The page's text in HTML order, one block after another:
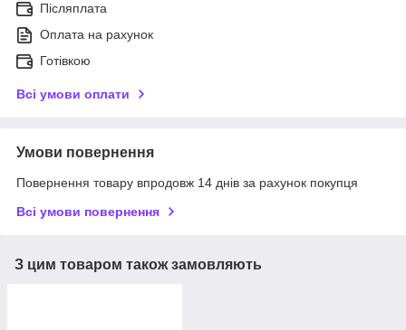
Післяплата
Оплата на рахунок
Готівкою
Всі умови оплати
Умови повернення
Повернення товару впродовж 14 днів за рахунок покупця
Всі умови повернення
З цим товаром також замовляють